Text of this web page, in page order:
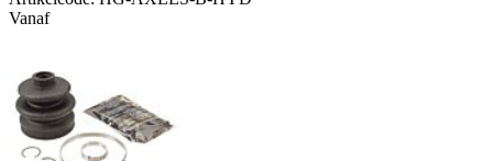
Vanaf